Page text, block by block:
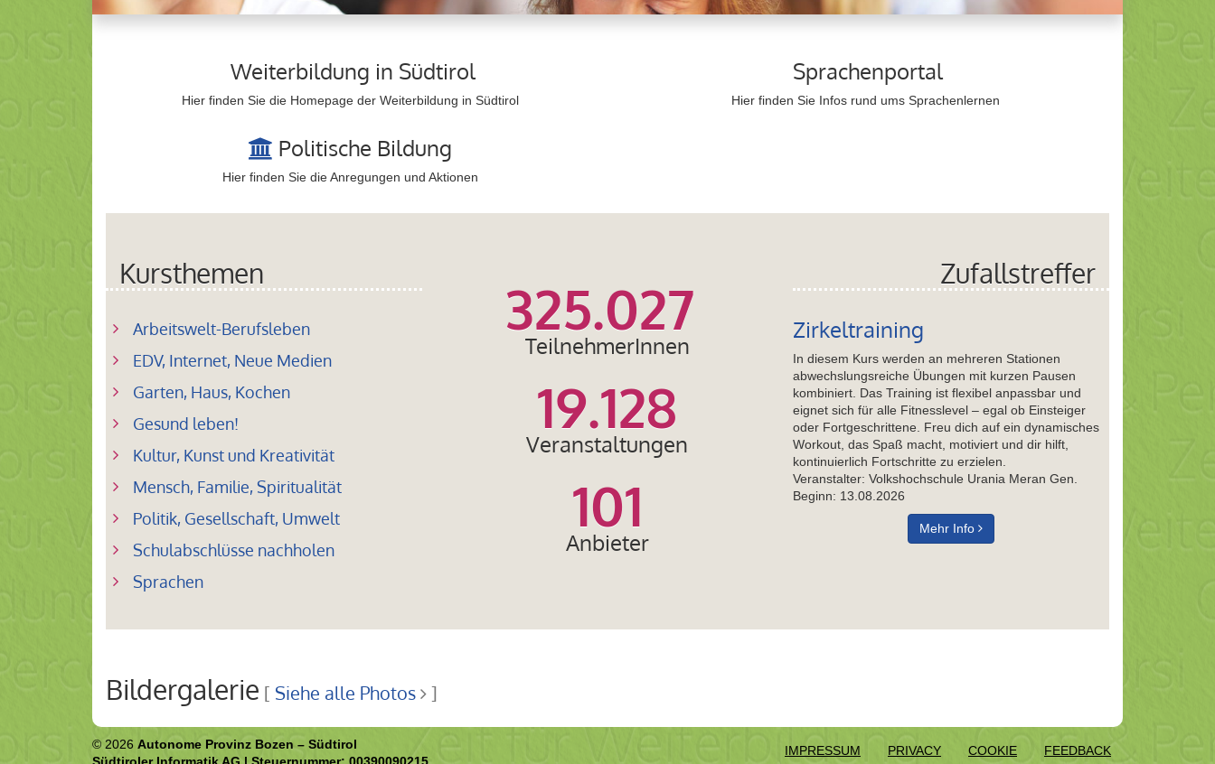
Weiterbildung in Südtirol
Hier finden Sie die Homepage der Weiterbildung in Südtirol
Sprachenportal
Hier finden Sie Infos rund ums Sprachenlernen
Politische Bildung
Hier finden Sie die Anregungen und Aktionen
Kursthemen
Arbeitswelt-Berufsleben
EDV, Internet, Neue Medien
Garten, Haus, Kochen
Gesund leben!
Kultur, Kunst und Kreativität
Mensch, Familie, Spiritualität
Politik, Gesellschaft, Umwelt
Schulabschlüsse nachholen
Sprachen
325.027
TeilnehmerInnen
19.128
Veranstaltungen
101
Anbieter
Zufallstreffer
Zirkeltraining
In diesem Kurs werden an mehreren Stationen
abwechslungsreiche Übungen mit kurzen Pausen
kombiniert. Das Training ist flexibel anpassbar und
eignet sich für alle Fitnesslevel – egal ob Einsteiger
oder Fortgeschrittene. Freu dich auf ein dynamisches
Workout, das Spaß macht, motiviert und dir hilft,
kontinuierlich Fortschritte zu erzielen.
Veranstalter: Volkshochschule Urania Meran Gen.
Beginn: 13.08.2026
Mehr Info
Bildergalerie [ Siehe alle Photos ]
© 2026 Autonome Provinz Bozen – Südtirol
IMPRESSUM PRIVACY COOKIE FEEDBACK